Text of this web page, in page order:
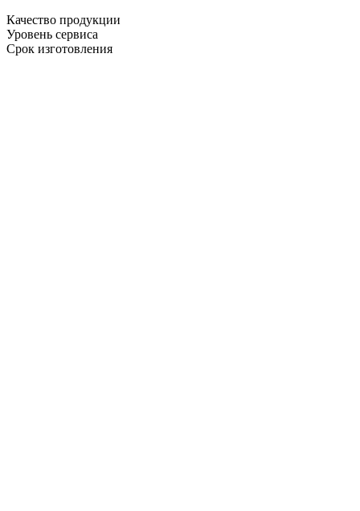
Качество продукции
Уровень сервиса
Срок изготовления